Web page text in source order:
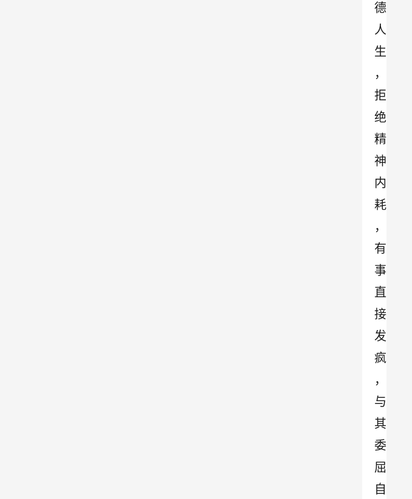
德
人
生
，
拒
绝
精
神
内
耗
，
有
事
直
接
发
疯
，
与
其
委
屈
自